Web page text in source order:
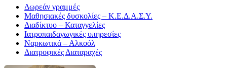
Δωρεάν γραμμές
Μαθησιακές δυσκολίες – Κ.Ε.Δ.Α.Σ.Υ.
Διαδίκτυο – Καταγγελίες
Ιατροπαιδαγωγικές υπηρεσίες
Ναρκωτικά – Αλκοόλ
Διατροφικές Διαταραχές